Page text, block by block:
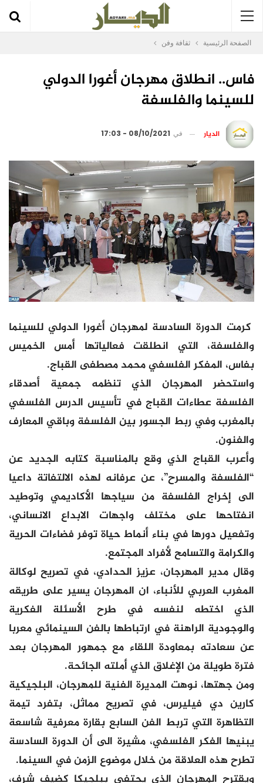
الصفحة الرئيسية ثقافة وفن
فاس.. انطلاق مهرجان أغورا الدولي
للسينما والفلسفة
الديار في 08/10/2021 - 17:03
كرمت الدورة السادسة لمهرجان أغورا الدولي للسينما
والفلسفة، التي انطلقت فعالياتها أمس الخميس
بفاس، المفكر الفلسفي محمد مصطفى القباج.
واستحضر المهرجان الذي تنظمه جمعية أصدقاء
الفلسفة عطاءات القباج في تأسيس الدرس الفلسفي
بالمغرب وفي ربط الجسور بين الفلسفة وباقي المعارف
والفنون.
وأعرب القباج الذي وقع بالمناسبة كتابه الجديد عن
“الفلسفة والمسرح”، عن عرفانه لهذه الالتفاتة داعيا
الى إخراج الفلسفة من سياجها الأكاديمي وتوطيد
انفتاحها على مختلف واجهات الابداع الانساني،
وتفعيل دورها في بناء أنماط حياة توفر فضاءات الحرية
والكرامة والتسامح لأفراد المجتمع.
وقال مدير المهرجان، عزيز الحدادي، في تصريح لوكالة
المغرب العربي للأنباء، ان المهرجان يسير على طريقه
الذي اختطه لنفسه في طرح الأسئلة الفكرية
والوجودية الراهنة في ارتباطها بالفن السينمائي معربا
عن سعادته بمعاودة اللقاء مع جمهور المهرجان بعد
فترة طويلة من الإغلاق الذي أملته الجائحة.
ومن جهتها، نوهت المديرة الفنية للمهرجان، البلجيكية
كارين دي فيليرس، في تصريح مماثل، بتفرد تيمة
التظاهرة التي تربط الفن السابع بقارة معرفية شاسعة
يبنيها الفكر الفلسفي، مشيرة الى أن الدورة السادسة
تطرح هذه العلاقة من خلال موضوع الزمن في السينما.
ويقترح المهرجان الذي يحتفي ببلجيكا كضيف شرف،